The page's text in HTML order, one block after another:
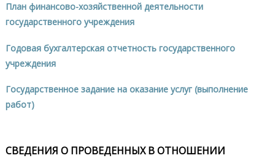
План финансово-хозяйственной деятельности
государственного учреждения
Годовая бухгалтерская отчетность государственного
учреждения
Государственное задание на оказание услуг (выполнение
работ)
СВЕДЕНИЯ О ПРОВЕДЕННЫХ В ОТНОШЕНИИ